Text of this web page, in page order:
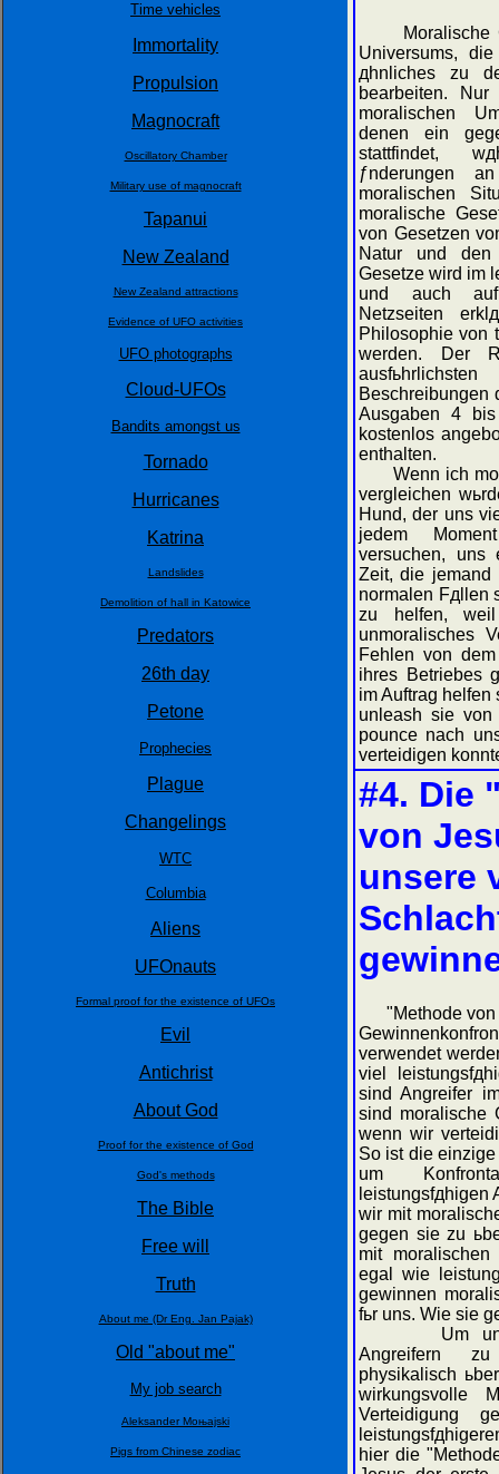
Time vehicles
Immortality
Propulsion
Magnocraft
Oscillatory Chamber
Military use of magnocraft
Tapanui
New Zealand
New Zealand attractions
Evidence of UFO activities
UFO photographs
Cloud-UFOs
Bandits amongst us
Tornado
Hurricanes
Katrina
Landslides
Demolition of hall in Katowice
Predators
26th day
Petone
Prophecies
Plague
Changelings
WTC
Columbia
Aliens
UFOnauts
Formal proof for the existence of UFOs
Evil
Antichrist
About God
Proof for the existence of God
God's methods
The Bible
Free will
Truth
About me (Dr Eng. Jan Pajak)
Old "about me"
My job search
Aleksander Moњajski
Pigs from Chinese zodiac
Moralische
Universums,
дhnliches zu
bearbeiten.
moralischen
denen ein
stattfindet,
ƒnderungen
moralischen
moralische
von Gesetzen
Natur und den
Gesetze wird im
und auch auf
Netzseiten
Philosophie von
werden. Der
Beschreibungen
Ausgaben 4
kostenlos
enthalten.
Wenn ich
vergleichen
Hund, der uns
jedem
versuchen,
Zeit, die jemand
normalen Fдllen
zu helfen,
unmoralisches
Fehlen von
ihres Betriebes
im Auftrag helfen
unleash sie
pounce nach
verteidigen
#4. Die
von
unsere
"Methode von
verwendet
viel
sind Angreifer
sind moralische
wenn wir
So ist die
um
leistungsfдhigen
wir mit
gegen sie zu
mit
egal wie
gewinnen
fьr uns. Wie sie
Um unsere
Angreifern
physikalisch
wirkungsvolle
Verteidigung
hier die